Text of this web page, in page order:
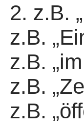
2. z.B.
z.B.
z.B.
z.B.
z.B.